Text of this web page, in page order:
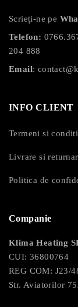
B. Scut din
C. Stratul adeziv
D. Schutvel
NOTĂ: Filmul are
Scrieți-ne pe
Telefon:
204 888
Email:
INFO CLIENT
Termeni si
Livrare si
Politica de
Companie
Klima Heating
CUI: 36800764
REG COM: J23/
Str. Aviatorilor